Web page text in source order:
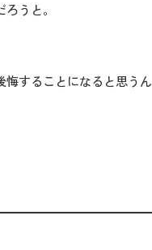
うと。
悔することになると思うん